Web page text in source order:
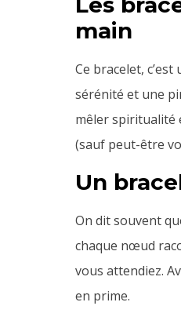
main
Ce bracelet,
sérénité et une
mêler spiritualité
(sauf peut-être
Un
On dit souvent
chaque nœud
vous attendiez.
en prime.